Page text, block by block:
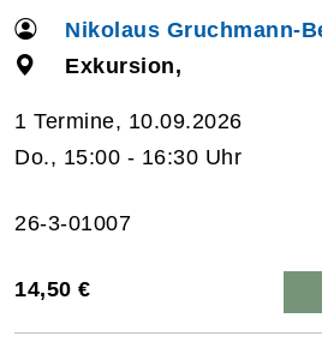
Nikolaus Gruchmann-
Exkursion,
1 Termine, 10.09.2026
Do., 15:00 - 16:30 Uhr
26-3-01007
14,50 €